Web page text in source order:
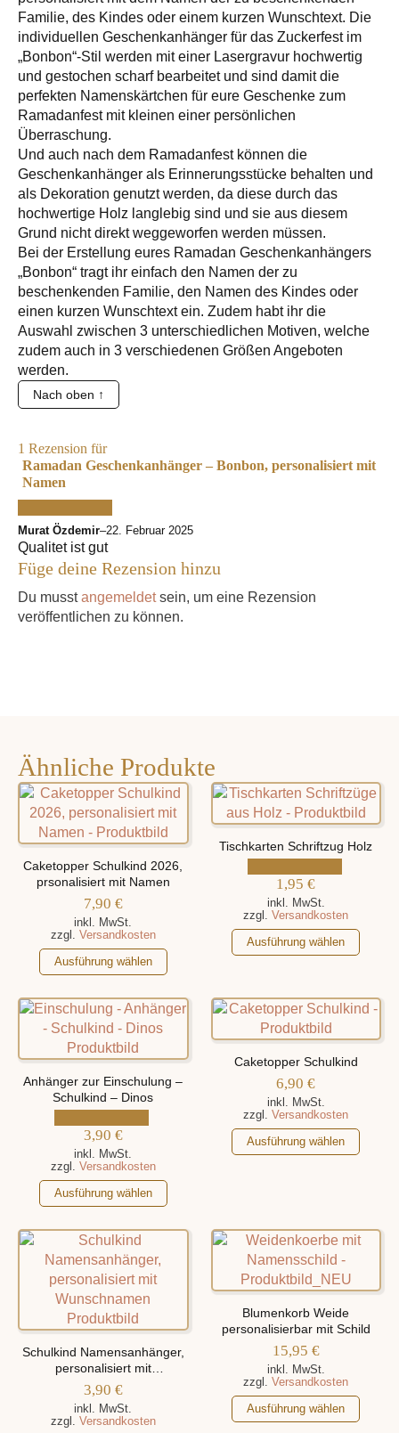
Familie, des Kindes oder einem kurzen Wunschtext. Die
individuellen Geschenkanhänger für das Zuckerfest im
„Bonbon“-Stil werden mit einer Lasergravur hochwertig
und gestochen scharf bearbeitet und sind damit die
perfekten Namenskärtchen für eure Geschenke zum
Ramadanfest mit kleinen einer persönlichen
Überraschung.
Und auch nach dem Ramadanfest können die
Geschenkanhänger als Erinnerungsstücke behalten und
als Dekoration genutzt werden, da diese durch das
hochwertige Holz langlebig sind und sie aus diesem
Grund nicht direkt weggeworfen werden müssen.
Bei der Erstellung eures Ramadan Geschenkanhängers
„Bonbon“ tragt ihr einfach den Namen der zu
beschenkenden Familie, den Namen des Kindes oder
einen kurzen Wunschtext ein. Zudem habt ihr die
Auswahl zwischen 3 unterschiedlichen Motiven, welche
zudem auch in 3 verschiedenen Größen Angeboten
werden.
Nach oben ↑
1 Rezension für
Ramadan Geschenkanhänger – Bonbon, personalisiert mit
Namen
Murat Özdemir–22. Februar 2025
Qualitet ist gut
Füge deine Rezension hinzu
Du musstangemeldetsein, um eine Rezension
veröffentlichen zu können.
Ähnliche Produkte
Caketopper Schulkind 2026,
prsonalisiert mit Namen
7,90 €
inkl. MwSt.
zzgl. Versandkosten
Ausführung wählen
Dieses
Produkt
weist
mehrere
Varianten
auf.
Die
Optionen
können
Produktseite
gewählt
werden
Tischkarten Schriftzug Holz
1,95€
inkl. MwSt.
zzgl.Versandkosten
Ausführung wählen
Dieses
Produkt
mehrere
Varianten
auf.
Die
Optionen
können
auf
der
Produktseite
Anhänger zur Einschulung –
Schulkind – Dinos
3,90 €
inkl. MwSt.
zzgl. Versandkosten
Ausführung wählen
Dieses
Produkt
weist
mehrere
Varianten
auf.
Die
Optionen
können
auf
Produktseite
gewählt
Caketopper Schulkind
6,90€
inkl. MwSt.
zzgl.Versandkosten
Ausführung wählen
Dieses
Produkt
auf.
Die
Optionen
können
auf
der
Produktseite
gewählt
werden
Schulkind Namensanhänger,
personalisiert mit
Wunschnamen
3,90 €
inkl. MwSt.
zzgl. Versandkosten
Blumenkorb Weide
personalisierbar mit Schild
15,95 €
inkl. MwSt.
zzgl.Versandkosten
Ausführung wählen
Dieses
Produkt